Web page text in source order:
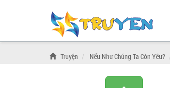
Truyện Nếu Như Chúng Ta Còn Yêu?